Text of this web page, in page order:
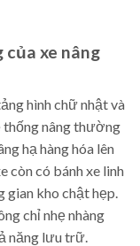
của xe nâng
hình chữ nhật và
thống nâng thường
hạ hàng hóa lên
còn có bánh xe linh
gian kho chật hẹp.
chỉ nhẹ nhàng
năng lưu trữ.